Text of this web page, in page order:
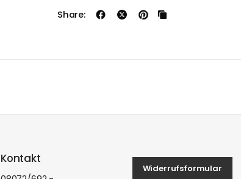
Share:
Kontakt
Widerrufsformular